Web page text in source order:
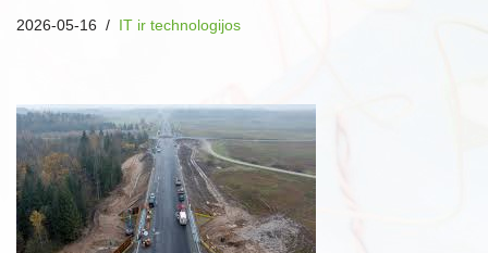
2026-05-16 IT ir technologijos